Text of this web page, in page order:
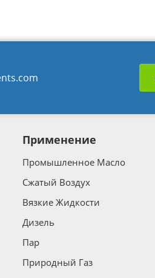
Применение
Промышленное Масло
Сжатый Воздух
Вязкие Жидкости
Дизель
Пар
Природный Газ